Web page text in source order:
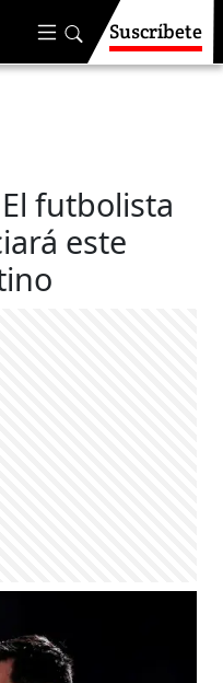
Suscríbete
futbolista
este